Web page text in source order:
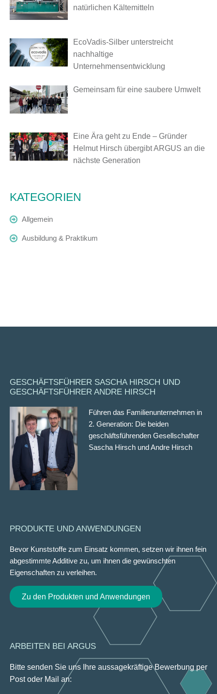
natürlichen Kältemitteln
EcoVadis-Silber unterstreicht
nachhaltige
Unternehmensentwicklung
Gemeinsam für eine saubere Umwelt
Eine Ära geht zu Ende – Gründer
Helmut Hirsch übergibt ARGUS an die
nächste Generation
KATEGORIEN
Allgemein
Ausbildung & Praktikum
GESCHÄFTSFÜHRER SASCHA HIRSCH UND
GESCHÄFTSFÜHRER ANDRE HIRSCH
Führen das Familienunternehmen in
2. Generation: Die beiden
geschäftsführenden Gesellschafter
Sascha Hirsch und Andre Hirsch
PRODUKTE UND ANWENDUNGEN
Bevor Kunststoffe zum Einsatz kommen, setzen wir ihnen fein
abgestimmte Additive zu, um ihnen die gewünschten
Eigenschaften zu verleihen.
Zu den Produkten und Anwendungen
ARBEITEN BEI ARGUS
Bitte senden Sie uns Ihre aussagekräftige Bewerbung per
Post oder Mail an: